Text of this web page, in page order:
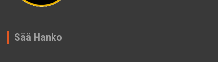
Sää Hanko